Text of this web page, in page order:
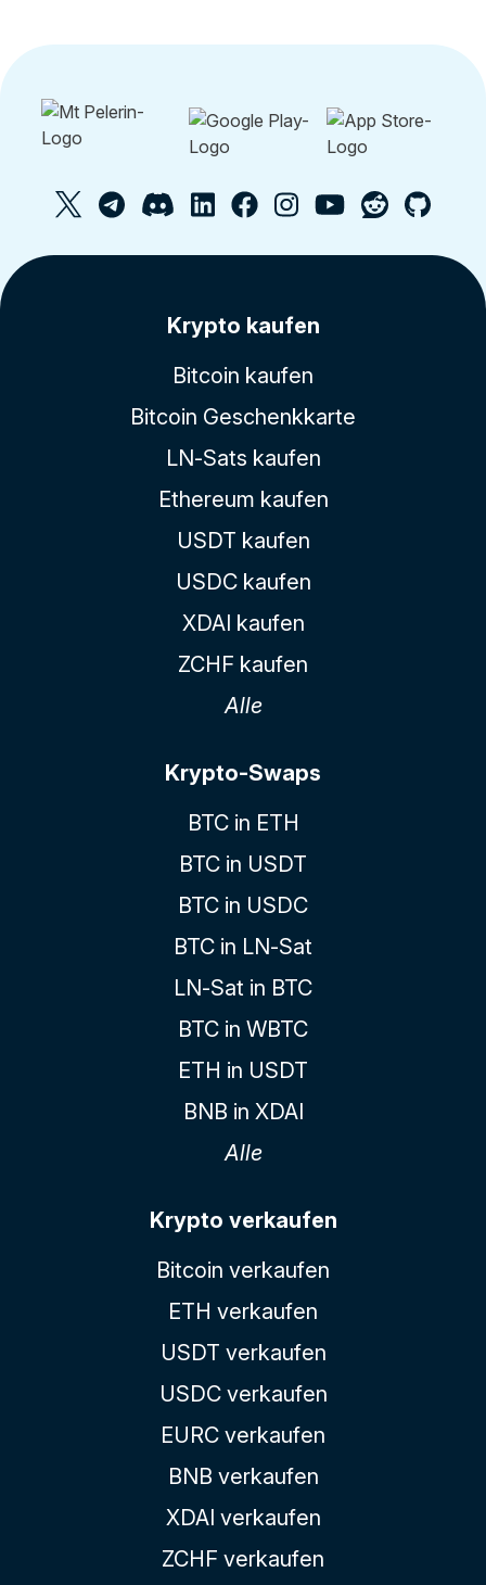
Krypto kaufen
Bitcoin kaufen
Bitcoin Geschenkkarte
LN-Sats kaufen
Ethereum kaufen
USDT kaufen
USDC kaufen
XDAI kaufen
ZCHF kaufen
Alle
Krypto-Swaps
BTC in ETH
BTC in USDT
BTC in USDC
BTC in LN-Sat
LN-Sat in BTC
BTC in WBTC
ETH in USDT
BNB in XDAI
Alle
Krypto verkaufen
Bitcoin verkaufen
ETH verkaufen
USDT verkaufen
USDC verkaufen
EURC verkaufen
BNB verkaufen
XDAI verkaufen
ZCHF verkaufen